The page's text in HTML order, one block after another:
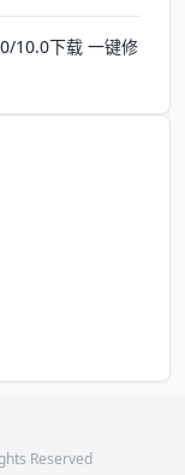
10.0下载 一键修
Reserved